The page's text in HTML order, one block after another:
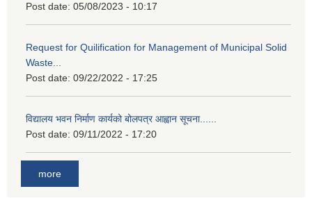
Post date: 05/08/2023 - 10:17
Request for Quilification for Management of Municipal Solid
Waste...
Post date: 09/22/2022 - 17:25
विद्यालय भवन निर्माण कार्यको बोलपत्र आह्वान सूचना......
Post date: 09/11/2022 - 17:20
more